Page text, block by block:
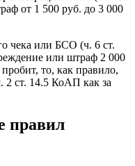
от 1 500 руб. до 3 000
чека или БСО (ч. 6 ст.
или штраф 2 000
то, как правило,
2 ст. 14.5 КоАП как за
правил